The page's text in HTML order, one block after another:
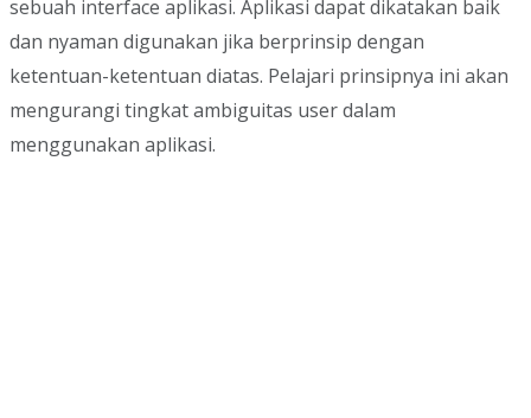
sebuah interface aplikasi. Aplikasi dapat dikatakan baik
dan nyaman digunakan jika berprinsip dengan
ketentuan-ketentuan diatas. Pelajari prinsipnya ini akan
mengurangi tingkat ambiguitas user dalam
menggunakan aplikasi.